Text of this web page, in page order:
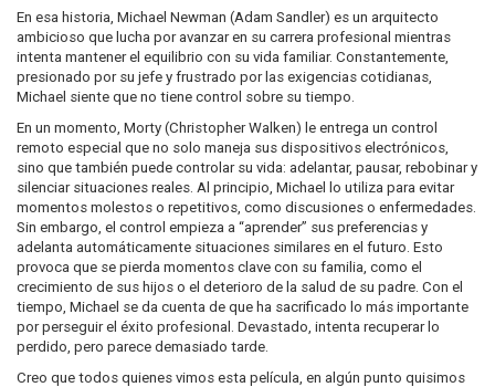
En esa historia, Michael Newman (Adam Sandler) es un arquitecto
ambicioso que lucha por avanzar en su carrera profesional mientras
intenta mantener el equilibrio con su vida familiar. Constantemente,
presionado por su jefe y frustrado por las exigencias cotidianas,
Michael siente que no tiene control sobre su tiempo.
En un momento, Morty (Christopher Walken) le entrega un control
remoto especial que no solo maneja sus dispositivos electrónicos,
sino que también puede controlar su vida: adelantar, pausar, rebobinar y
silenciar situaciones reales. Al principio, Michael lo utiliza para evitar
momentos molestos o repetitivos, como discusiones o enfermedades.
Sin embargo, el control empieza a “aprender” sus preferencias y
adelanta automáticamente situaciones similares en el futuro. Esto
provoca que se pierda momentos clave con su familia, como el
crecimiento de sus hijos o el deterioro de la salud de su padre. Con el
tiempo, Michael se da cuenta de que ha sacrificado lo más importante
por perseguir el éxito profesional. Devastado, intenta recuperar lo
perdido, pero parece demasiado tarde.
Creo que todos quienes vimos esta película, en algún punto quisimos